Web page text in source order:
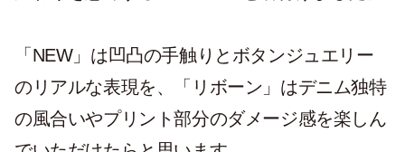
「NEW」は凹凸の手触りとボタンジュエリー
のリアルな表現を、「リボーン」はデニム独特
の風合いやプリント部分のダメージ感を楽しん